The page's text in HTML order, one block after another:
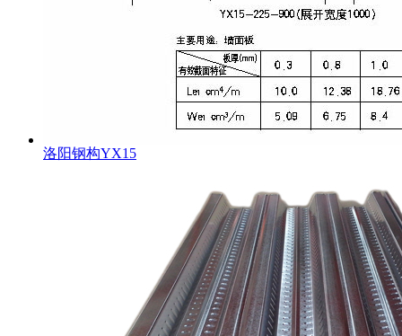
洛阳钢构YX15